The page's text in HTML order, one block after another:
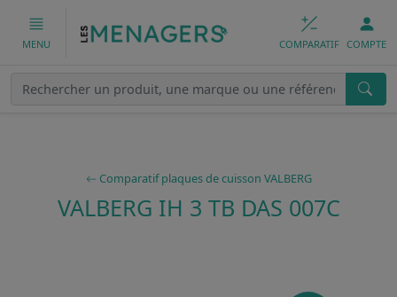
MENU COMPARATIF COMPTE
Comparatif plaques de cuisson VALBERG
VALBERG IH 3 TB DAS 007C